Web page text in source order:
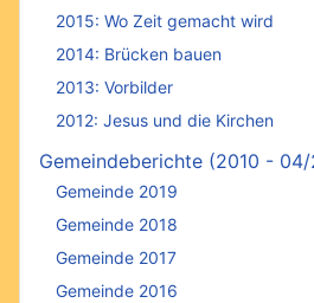
2015: Wo Zeit gemacht wird
2014: Brücken bauen
2013: Vorbilder
2012: Jesus und die Kirchen
Gemeindeberichte (2010 - 04/
Gemeinde 2019
Gemeinde 2018
Gemeinde 2017
Gemeinde 2016